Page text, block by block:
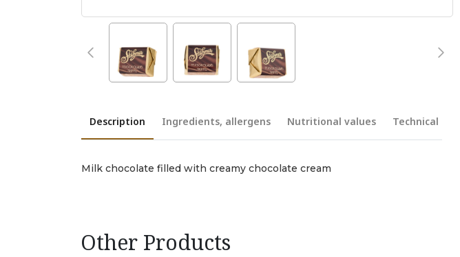
Description Ingredients, allergens Nutritional values Technical
Milk chocolate filled with creamy chocolate cream
Other Products